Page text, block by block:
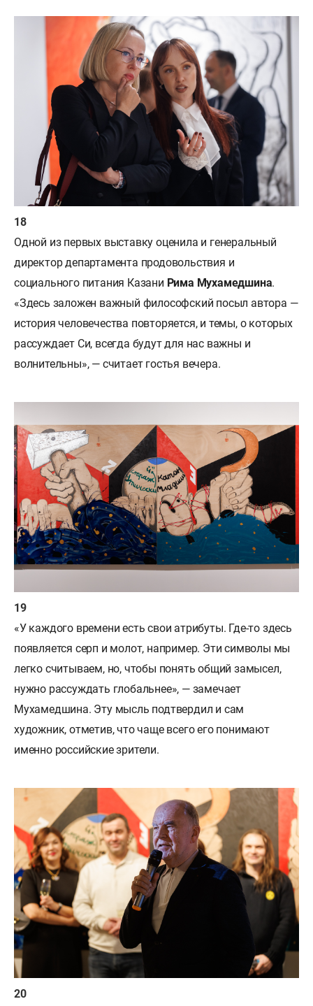
Одной из первых выставку оценила и генеральный
директор департамента продовольствия и
социального питания Казани Рима Мухамедшина.
«Здесь заложен важный философский посыл автора —
история человечества повторяется, и темы, о которых
рассуждает Си, всегда будут для нас важны и
волнительны», — считает гостья вечера.
«У каждого времени есть свои атрибуты. Где-то здесь
появляется серп и молот, например. Эти символы мы
легко считываем, но, чтобы понять общий замысел,
нужно рассуждать глобальнее», — замечает
Мухамедшина. Эту мысль подтвердил и сам
художник, отметив, что чаще всего его понимают
именно российские зрители.